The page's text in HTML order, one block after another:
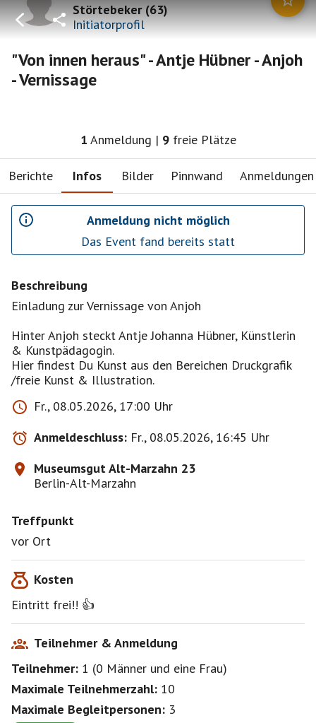
Störtebeker(63)
Initiatorprofil
"Von innen heraus" - Antje Hübner - Anjoh
- Vernissage
1 Anmeldung | 9 freie Plätze
Berichte Infos Bilder Pinnwand Anmeldungen
Anmeldung nicht möglich
Das Event fand bereits statt
Beschreibung
Einladung zur Vernissage von Anjoh
Hinter Anjoh steckt Antje Johanna Hübner, Künstlerin
& Kunstpädagogin.
Hier findest Du Kunst aus den Bereichen Druckgrafik
/freie Kunst & Illustration.
Fr., 08.05.2026, 17:00 Uhr
Anmeldeschluss: Fr., 08.05.2026, 16:45 Uhr
Museumsgut Alt-Marzahn 23
Berlin-Alt-Marzahn
Treffpunkt
vor Ort
Kosten
Eintritt frei!! 👍
Teilnehmer & Anmeldung
Teilnehmer: 1 (0 Männer und eine Frau)
Maximale Teilnehmerzahl: 10
Maximale Begleitpersonen: 3